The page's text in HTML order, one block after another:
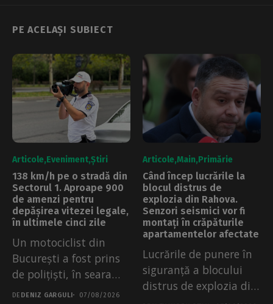
PE ACELAȘI SUBIECT
Articole Eveniment Știri
138 km/h pe o stradă din
Sectorul 1. Aproape 900
de amenzi pentru
depășirea vitezei legale,
în ultimele cinci zile
Un motociclist din
București a fost prins
de polițiști, în seara
de...
DE DENIZ GARGULI 07/08/2026
Articole Main Primărie
Când încep lucrările la
blocul distrus de
explozia din Rahova.
Senzori seismici vor fi
montați în crăpăturile
apartamentelor afectate
Lucrările de punere în
siguranță a blocului
distrus de explozia din